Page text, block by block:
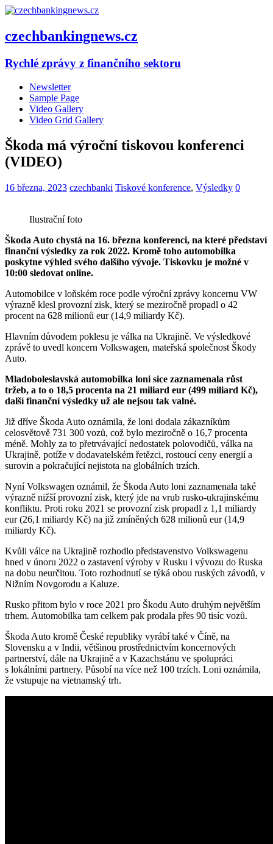
czechbankingnews.cz
Rychlé zprávy z finančního sektoru
Newsletter
Sample Page
Video Gallery
Video Grid Gallery
Škoda má výroční tiskovou konferenci
(VIDEO)
16 března, 2023 czechbanki Tiskové konference, Výsledky 0
Ilustrační foto
Škoda Auto chystá na 16. března konferenci, na které představí
finanční výsledky za rok 2022. Kromě toho automobilka
poskytne výhled svého dalšího vývoje. Tiskovku je možné v
10:00 sledovat online.
Automobilce v loňském roce podle výroční zprávy koncernu VW
výrazně klesl provozní zisk, který se meziročně propadl o 42
procent na 628 milionů eur (14,9 miliardy Kč).
Hlavním důvodem poklesu je válka na Ukrajině. Ve výsledkové
zprávě to uvedl koncern Volkswagen, mateřská společnost Škody
Auto.
Mladoboleslavská automobilka loni sice zaznamenala růst
tržeb, a to o 18,5 procenta na 21 miliard eur (499 miliard Kč),
další finanční výsledky už ale nejsou tak valné.
Již dříve Škoda Auto oznámila, že loni dodala zákazníkům
celosvětově 731 300 vozů, což bylo meziročně o 16,7 procenta
méně. Mohly za to přetrvávající nedostatek polovodičů, válka na
Ukrajině, potíže v dodavatelském řetězci, rostoucí ceny energií a
surovin a pokračující nejistota na globálních trzích.
Nyní Volkswagen oznámil, že Škoda Auto loni zaznamenala také
výrazně nižší provozní zisk, který jde na vrub rusko-ukrajinskému
konfliktu. Proti roku 2021 se provozní zisk propadl z 1,1 miliardy
eur (26,1 miliardy Kč) na již zmíněných 628 milionů eur (14,9
miliardy Kč).
Kvůli válce na Ukrajině rozhodlo představenstvo Volkswagenu
hned v únoru 2022 o zastavení výroby v Rusku i vývozu do Ruska
na dobu neurčitou. Toto rozhodnutí se týká obou ruských závodů, v
Nižním Novgorodu a Kaluze.
Rusko přitom bylo v roce 2021 pro Škodu Auto druhým největším
trhem. Automobilka tam celkem pak prodala přes 90 tisíc vozů.
Škoda Auto kromě České republiky vyrábí také v Číně, na
Slovensku a v Indii, většinou prostřednictvím koncernových
partnerství, dále na Ukrajině a v Kazachstánu ve spolupráci
s lokálními partnery. Působí na více než 100 trzích. Loni oznámila,
že vstupuje na vietnamský trh.